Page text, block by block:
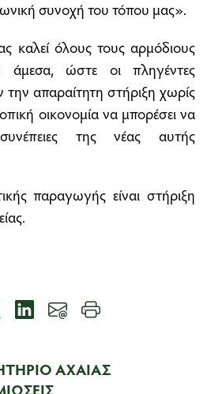
συνοχή του τόπου μας».
καλεί όλους τους αρμόδιους
άμεσα, ώστε οι πληγέντες
απαραίτητη στήριξη χωρίς
οικονομία να μπορέσει να
συνέπειες της νέας αυτής
παραγωγής είναι στήριξη
ΑΧΑΙΑΣ